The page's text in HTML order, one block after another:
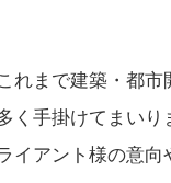
れまで建築・都
く手掛けてまい
イアント様の意